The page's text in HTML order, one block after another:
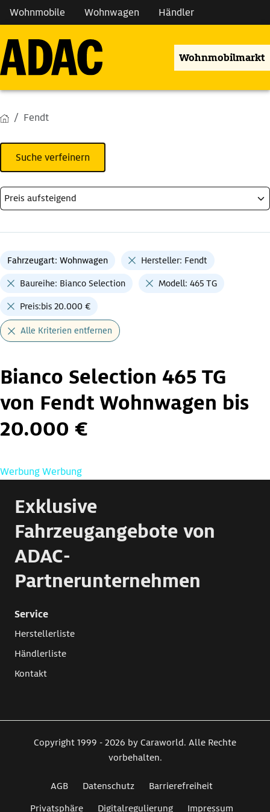
Wohnmobile Wohnwagen Händler
Wohnmobilmarkt
Fendt
Suche verfeinern
Fahrzeugart: Wohnwagen Hersteller: Fendt
Baureihe: Bianco Selection Modell: 465 TG
Preis:bis 20.000 €
Alle Kriterien entfernen
Bianco Selection 465 TG
von Fendt Wohnwagen bis
20.000 €
WerbungWerbung
Exklusive
Fahrzeugangebote von
ADAC-
Partnerunternehmen
Service
Herstellerliste
Händlerliste
Kontakt
Copyright 1999 - 2026 by Caraworld. Alle Rechte
vorbehalten.
AGB Datenschutz
Barrierefreiheit
Privatsphäre
Digitalregulierung Impressum